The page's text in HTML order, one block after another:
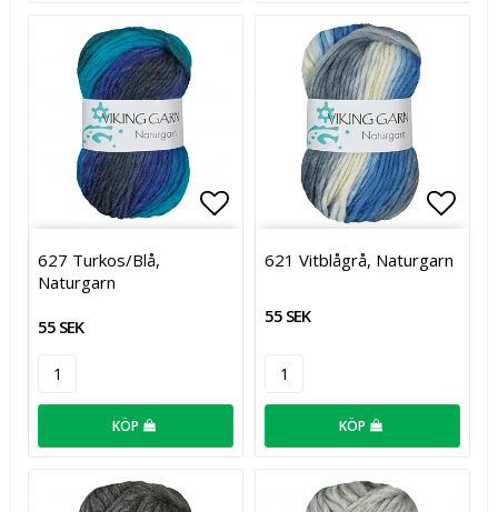
Lägg till i favoritlistan
627 Turkos/Blå,
Naturgarn
55 SEK
KÖP
621 Vitblågrå, Naturgarn
55 SEK
KÖP